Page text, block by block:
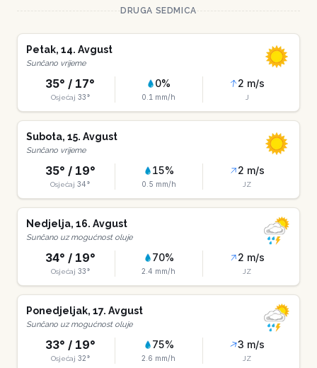
DRUGA SEDMICA
Petak, 14. Avgust
Sunčano vrijeme
35° / 17°
Osjećaj 33°
0%
0.1 mm/h
2 m/s
J
Subota, 15. Avgust
Sunčano vrijeme
35° / 19°
Osjećaj 34°
15%
0.5 mm/h
2 m/s
JZ
Nedjelja, 16. Avgust
Sunčano uz mogućnost oluje
34° / 19°
Osjećaj 33°
70%
2.4 mm/h
2 m/s
JZ
Ponedjeljak, 17. Avgust
Sunčano uz mogućnost oluje
33° / 19°
Osjećaj 32°
75%
2.6 mm/h
3 m/s
JZ